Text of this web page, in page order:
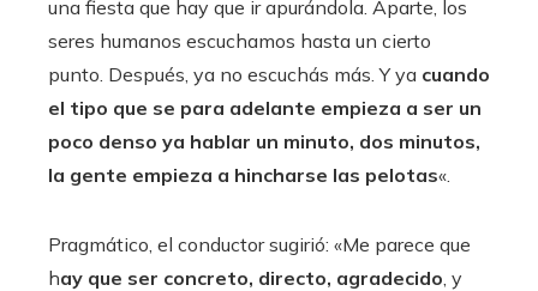
una fiesta que hay que ir apurándola. Aparte, los
seres humanos escuchamos hasta un cierto
punto. Después, ya no escuchás más. Y ya cuando
el tipo que se para adelante empieza a ser un
poco denso ya hablar un minuto, dos minutos,
la gente empieza a hincharse las pelotas«.
Pragmático, el conductor sugirió: «Me parece que
hay que ser concreto, directo, agradecido , y